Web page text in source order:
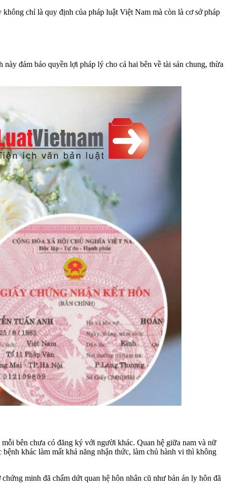
chỉ là quy định của pháp luật Việt Nam mà còn là cơ sở pháp
đảm bảo quyền lợi pháp lý cho cả hai bên về tài sản chung, thừa
bên chưa có đăng ký với người khác. Quan hệ giữa nam và nữ
khác làm mất khả năng nhận thức, làm chủ hành vi thì không
minh đã chấm dứt quan hệ hôn nhân cũ như bản án ly hôn đã